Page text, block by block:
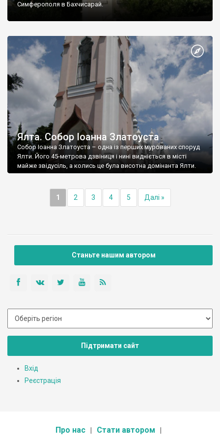
Симферополя в Бахчисарай.
Ялта. Собор Іоанна Златоуста
Собор Іоанна Златоуста – одна із перших мурованих споруд
Ялти. Його 45-метрова дзвіниця і нині видніється в місті
майже звідусіль, а колись це була висотна домінанта Ялти.
1 2 3 4 5 Далі »
Станьте нашим автором
Підтримати сайт
Вхід
Реєстрація
Про нас Стати автором